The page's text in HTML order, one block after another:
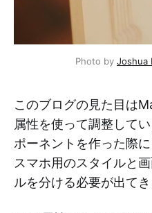
Photo by Joshua
このブログの見た目は
属性を使って調整して
ポーネントを作った際
スマホ用のスタイルと
ルを分ける必要が出てき